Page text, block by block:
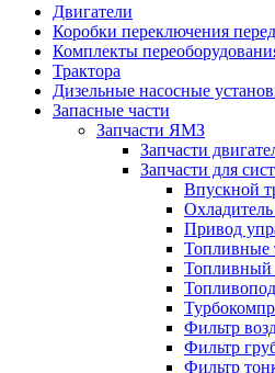
Двигатели
Коробки переключения
Комплекты
Трактора
Дизельные насосные
Запасные части
Запчасти ЯМЗ
Запчасти
Запчасти для
Впускной
Привод
Топливные
Топливный
Фильтр
Фильтр
Фильтр